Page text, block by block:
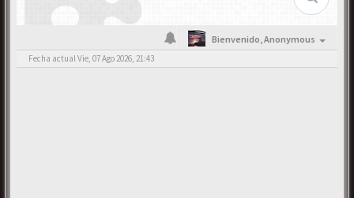
Bienvenido,Anonymous
Fecha actual Vie, 07 Ago 2026, 21:43